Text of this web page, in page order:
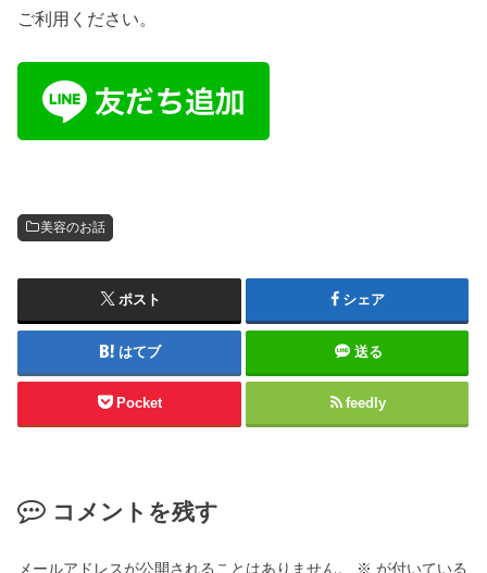
ご利用ください。
美容のお話
ポスト シェア
はてブ 送る
Pocket feedly
コメントを残す
メールアドレスが公開されることはありません。 ※ が付いている